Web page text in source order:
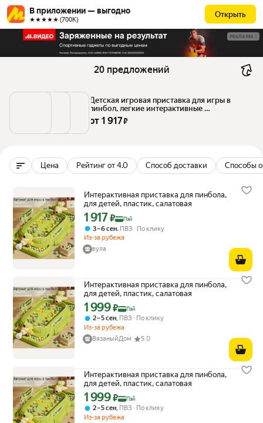
В приложении — выгодно
★★★★★ (700К)
Открыть
РЕКЛАМА
20 предложений
Детская игровая приставка для игры в
пинбол, легкие интерактивные
развивающие игрушки, подходящие для
мальчиков и девочек, время для игр
от 1 917 ₽
Цена Рейтинг от 4.0 Способ доставки Способы
Интерактивная приставка для пинбола,
для детей, пластик, салатовая
Цена с картой Яндекс Пэй 1917 ₽ вместо
1 917₽ Пэй
3 – 6 сен, ПВЗ
По клику
Из-за рубежа
вула
Интерактивная приставка для пинбола,
для детей, пластик, салатовая
Цена с картой Яндекс Пэй 1999 ₽ вместо
1 999₽ Пэй
2 – 5 сен, ПВЗ
По клику
Из-за рубежа
ВязаныйДом
5.0
Интерактивная приставка для пинбола,
для детей, пластик, салатовая
Цена с картой Яндекс Пэй 1999 ₽ вместо
1 999₽ Пэй
2 – 5 сен ПВЗ
По клику
Из-за рубежа